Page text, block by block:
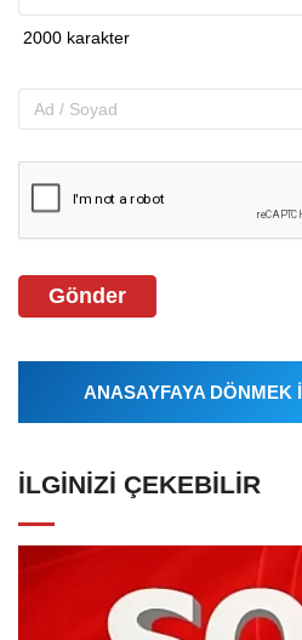
Gönder
ANASAYFAYA DÖNMEK
İLGINIZI ÇEKEBILIR